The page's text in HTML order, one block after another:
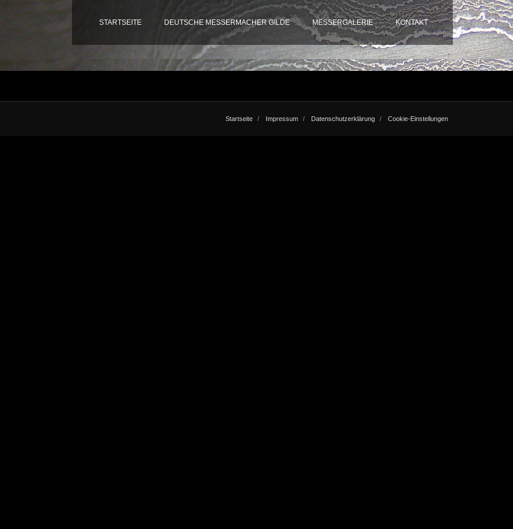
STARTSEITE DEUTSCHE MESSERMACHER GILDE MESSERGALERIE KONTAKT
Startseite Impressum Datenschutzerklärung Cookie-Einstellungen